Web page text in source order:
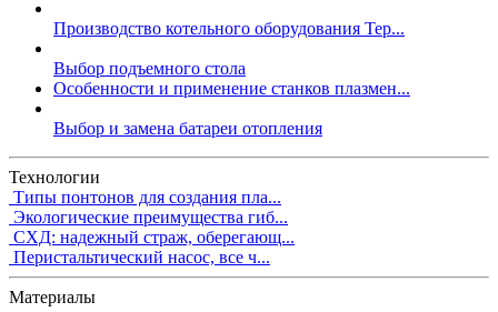
Производство котельного оборудования Тер...
Выбор подъемного стола
Особенности и применение станков плазмен...
Выбор и замена батареи отопления
Технологии
Типы понтонов для создания пла...
Экологические преимущества гиб...
СХД: надежный страж, оберегающ...
Перистальтический насос, все ч...
Материалы